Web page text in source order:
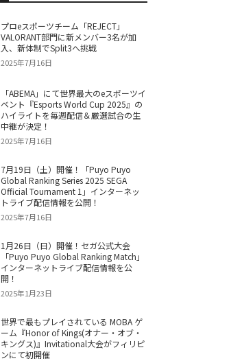
プロeスポーツチーム「REJECT」
VALORANT部門に新メンバー3名が加
入、新体制でSplit3へ挑戦
2025年7月16日
「ABEMA」にて世界最大のeスポーツイ
ベント『Esports World Cup 2025』の
ハイライトを毎週配信＆厳選試合の生
中継が決定！
2025年7月16日
7月19日（土）開催！「Puyo Puyo
Global Ranking Series 2025 SEGA
Official Tournament 1」インターネッ
トライブ配信情報を公開！
2025年7月16日
1月26日（日）開催！セガ公式大会
「Puyo Puyo Global Ranking Match」
インターネットライブ配信情報を公
開！
2025年1月23日
世界で最もプレイされている MOBA ゲ
ーム『Honor of Kings(オナー・オブ・
キングス)』Invitational大会がフィリピ
ンにて初開催